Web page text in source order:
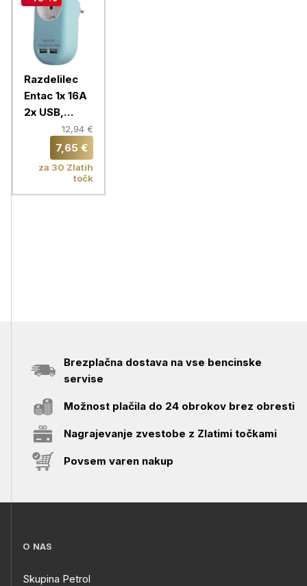
Razdelilec
Entac 1x 16A
2x USB,
12,94 €
7,65 €
za 30 Zlatih
točk
Brezplačna dostava na vse bencinske
servise
Možnost plačila do 24 obrokov brez obresti
Nagrajevanje zvestobe z Zlatimi točkami
Povsem varen nakup
O NAS
Skupina Petrol